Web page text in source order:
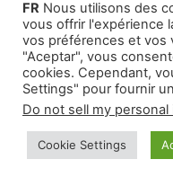
Cuentos infantiles
Intriga y Narrativa
© 2026 Montse Valls
FR Nous utilisons des
vous offrir l'expérience
vos préférences et vos
"Aceptar", vous
cookies. Cependant,
Settings" pour fournir
Do not sell my personal
Cookie Settings